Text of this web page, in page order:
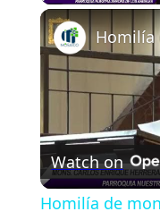
Watch on
Homilía de